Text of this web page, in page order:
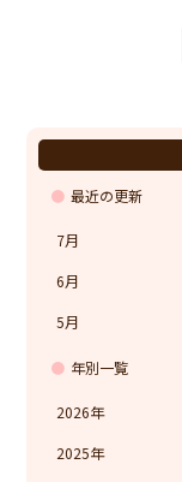
最近の更新
7月
6月
5月
年別一覧
2026
2025